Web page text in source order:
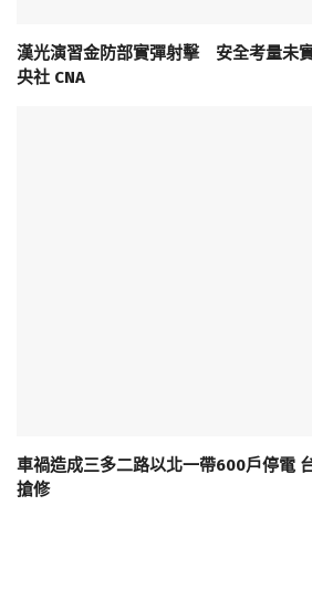
漢光演習金防部實彈射擊 安全考量未
央社 CNA
車禍造成三多二路以北一帶600戶停電
搶修